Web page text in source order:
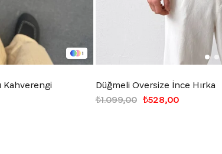
1
Kahverengi
Düğmeli Oversize İnce Hırka
₺528,00
₺1.099,00